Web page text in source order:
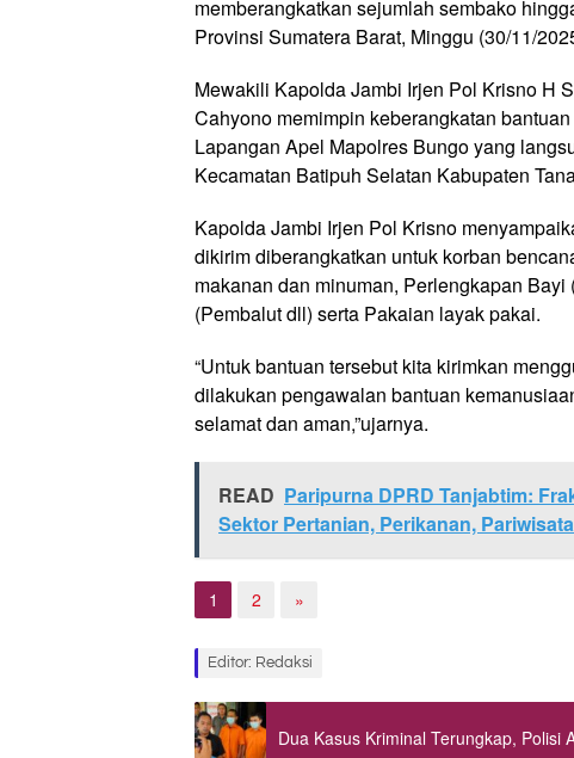
memberangkatkan sejumlah sembako
Provinsi Sumatera Barat, Minggu (30/11/
Mewakili Kapolda Jambi Irjen Pol Krisno H
Cahyono memimpin keberangkatan
Lapangan Apel Mapolres Bungo yang
Kecamatan Batipuh Selatan Kabupaten
Kapolda Jambi Irjen Pol Krisno
dikirim diberangkatkan untuk korban
makanan dan minuman, Perlengkapan
(Pembalut dll) serta Pakaian layak pakai.
“Untuk bantuan tersebut kita kirimkan
dilakukan pengawalan bantuan
selamat dan aman,”ujarnya.
READ Paripurna DPRD Tanjabtim:
Sektor Pertanian, Perikanan,
1 2 »
Editor: Redaksi
Dua Kasus Kriminal Terungkap, Polisi